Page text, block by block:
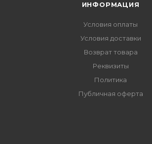
ИНФОРМАЦИЯ
Условия оплаты
Условия доставки
Возврат товара
Реквизиты
Политика
Публичная оферта